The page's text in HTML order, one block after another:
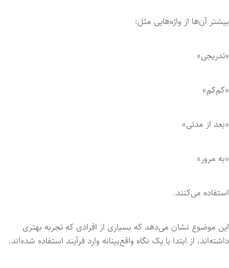
بیشتر آن‌ها از واژه‌هایی مثل:
«تدریجی»
«کم‌کم»
«بعد از مدتی»
«به مرور»
استفاده می‌کنند.
این موضوع نشان می‌دهد که بسیاری از افرادی که تجربه بهتری
داشته‌اند، از ابتدا با یک نگاه واقع‌بینانه وارد فرآیند استفاده شده‌اند.